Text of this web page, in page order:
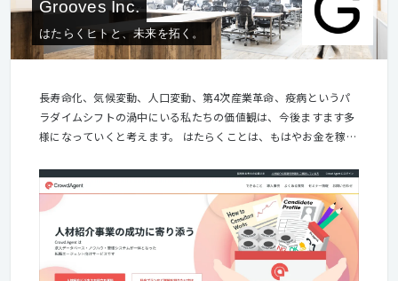
Grooves Inc.
はたらくヒトと、未来を拓く。
長寿命化、気候変動、人口変動、第4次産業革命、疫病というパ
ラダイムシフトの渦中にいる私たちの価値観は、今後ますます多
様になっていくと考えます。 はたらくことは、もはやお金を稼ぐ
なものであるはずです。 そのクリエイティブさを生み出すのが、
新しい仲間、新しい体験、新しい価値観との出会い。 様々な経験
を通じて、システムやAIが成し得ることが出来ない、ヒトがはた
らく面白さをgroovesは追求していきます。 これまでの人々は、
労働に合わせて人生を選んできましたが、これからの人々は、人
生とともに「はたらく」を選んでいく時代です。そんな社会を実